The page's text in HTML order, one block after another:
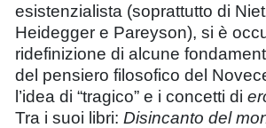
esistenzialista (soprattutto di
Heidegger e Pareyson), si è
ridefinizione di alcune
del pensiero filosofico del
l’idea di “tragico” e i concetti di
Tra i suoi libri: Disincanto del